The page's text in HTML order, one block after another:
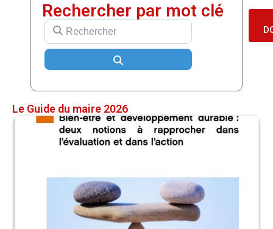
Rechercher par mot clé
Rechercher
Le Guide du maire 2026